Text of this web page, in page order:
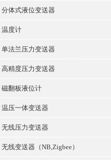
分体式液位变送器
温度计
单法兰压力变送器
高精度压力变送器
磁翻板液位计
温压一体变送器
无线压力变送器
无线变送器（NB,Zigbee）